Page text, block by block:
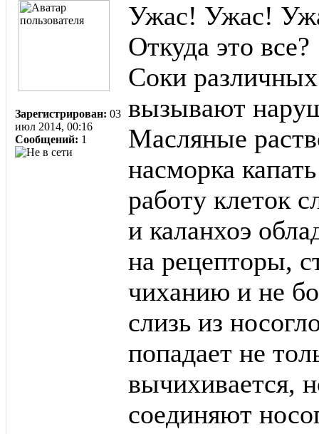
Зарегистрирован: 03
июл 2014, 00:16
Сообщений: 1
Ужас! Ужас!
Откуда это все?
Соки
вызывают
Масляные
насморка
работу клеток
и каланхоэ
на рецепторы,
чиханию и не
слизь из
попадает не
вычихивается,
соединяют